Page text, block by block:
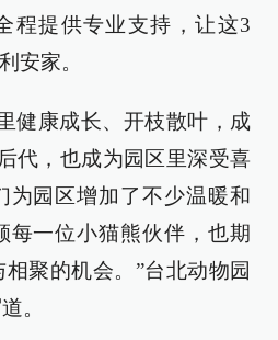
程提供专业支持，让这3
安家。
健康成长、开枝散叶，成
代，也成为园区里深受喜
为园区增加了不少温暖和
每一位小猫熊伙伴，也期
聚的机会。”台北动物园
。